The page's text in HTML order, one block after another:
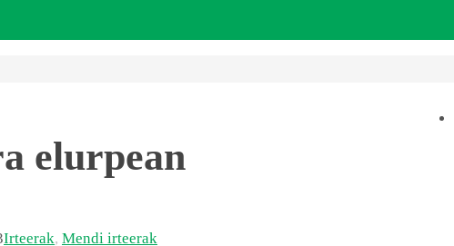
elurpean
Irteerak, Mendi irteerak